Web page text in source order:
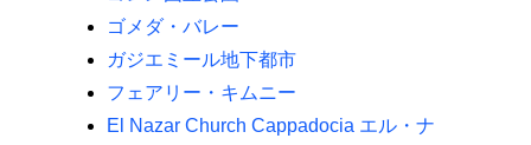
ゴメダ・バレー
ガジエミール地下都市
フェアリー・キムニー
El Nazar Church Cappadocia エル・ナ